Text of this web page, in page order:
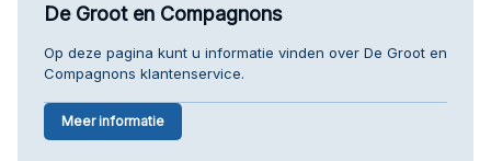
De Groot en Compagnons
Op deze pagina kunt u informatie vinden over De Groot en
Compagnons klantenservice.
Meer informatie